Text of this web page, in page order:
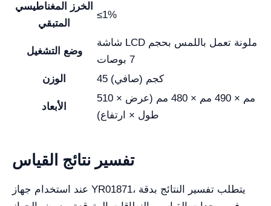
الخرز المغناطيسي
المتبقي
≤1%
وضع التشغيل
شاشة LCD ملونة تعمل باللمس بحجم
7 بوصات
الوزن
45 كجم (صافي)
الأبعاد
510 مم × 490 مم × 480 مم (عرض ×
طول × ارتفاع)
تفسير نتائج القياس
عند استخدام جهاز YR01871، يتطلب تفسير النتائج بدقة